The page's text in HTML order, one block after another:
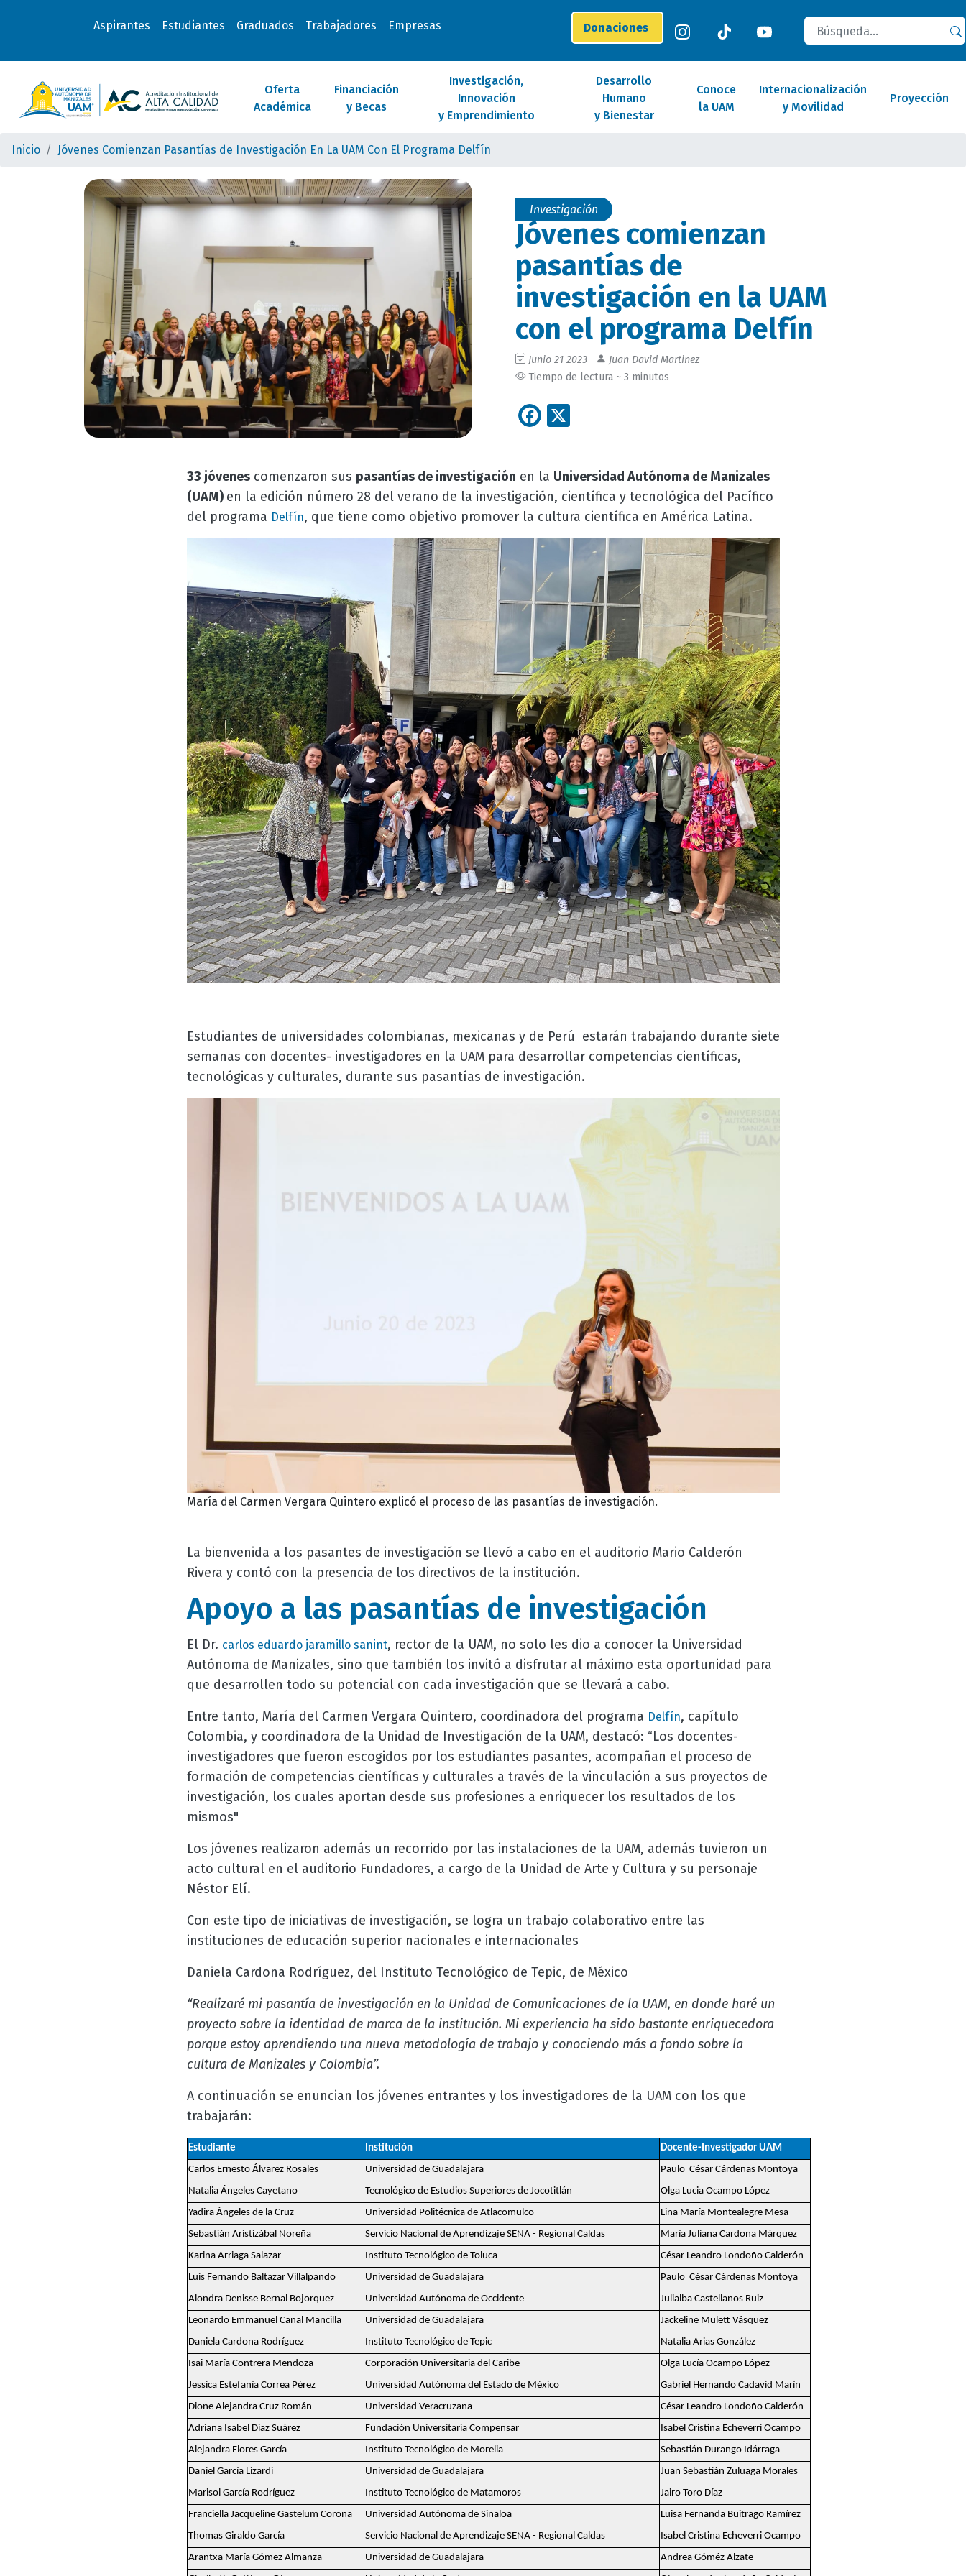
Aspirantes Estudiantes Graduados Trabajadores Empresas Donaciones
Buscar
Oferta
Académica
Financiación
y Becas
Investigación,
Innovación
y Emprendimiento
Desarrollo
Humano
y Bienestar
Conoce
la UAM
Internacionalización
y Movilidad
Proyección
Inicio Jóvenes Comienzan Pasantías de Investigación En La UAM Con El Programa Delfín
Investigación
Jóvenes comienzan
pasantías de
investigación en la UAM
con el programa Delfín
Junio 21 2023
Juan David Martinez
Tiempo de lectura ~ 3 minutos
Facebook
33 jóvenescomenzaron sus pasantías de investigación en la Universidad Autónoma de Manizales
(UAM) en la edición número 28 del verano de la investigación, científica y tecnológica del Pacífico
del programa Delfín, que tiene como objetivo promover la cultura científica en América Latina.
Estudiantes de universidades colombianas, mexicanas y de Perú estarán trabajando durante siete
semanas con docentes- investigadores en la UAM para desarrollar competencias científicas,
tecnológicas y culturales, durante sus pasantías de investigación.
María del Carmen Vergara Quintero explicó el proceso de las pasantías de investigación.
La bienvenida a los pasantes de investigación se llevó a cabo en el auditorio Mario Calderón
Rivera y contó con la presencia de los directivos de la institución.
Apoyo a las pasantías de investigación
El Dr. carlos eduardo jaramillo sanint, rector de la UAM, no solo les dio a conocer la Universidad
Autónoma de Manizales, sino que también los invitó a disfrutar al máximo esta oportunidad para
que desarrollen todo su potencial con cada investigación que se llevará a cabo.
Entre tanto, María del Carmen Vergara Quintero, coordinadora del programa Delfín, capítulo
Colombia, y coordinadora de la Unidad de Investigación de la UAM, destacó: “Los docentes-
investigadores que fueron escogidos por los estudiantes pasantes, acompañan el proceso de
formación de competencias científicas y culturales a través de la vinculación a sus proyectos de
investigación, los cuales aportan desde sus profesiones a enriquecer los resultados de los
mismos"
Los jóvenes realizaron además un recorrido por las instalaciones de la UAM, además tuvieron un
acto cultural en el auditorio Fundadores, a cargo de la Unidad de Arte y Cultura y su personaje
Néstor Elí.
Con este tipo de iniciativas de investigación, se logra un trabajo colaborativo entre las
instituciones de educación superior nacionales e internacionales
Daniela Cardona Rodríguez, del Instituto Tecnológico de Tepic, de México
“Realizaré mi pasantía de investigación en la Unidad de Comunicaciones de la UAM, en donde haré un
proyecto sobre la identidad de marca de la institución. Mi experiencia ha sido bastante enriquecedora
porque estoy aprendiendo una nueva metodología de trabajo y conociendo más a fondo sobre la
cultura de Manizales y Colombia”.
A continuación se enuncian los jóvenes entrantes y los investigadores de la UAM con los que
trabajarán:
Estudiante Institución
Docente-Investigador UAM
Carlos Ernesto Álvarez Rosales
Universidad de Guadalajara
Paulo César Cárdenas Montoya
Natalia Ángeles Cayetano
Tecnológico de Estudios Superiores de Jocotitlán
Olga Lucia Ocampo López
Yadira Ángeles de la Cruz
Universidad Politécnica de Atlacomulco
Lina María Montealegre Mesa
Sebastián Aristizábal Noreña
Servicio Nacional de Aprendizaje SENA - Regional Caldas
María Juliana Cardona Márquez
Karina Arriaga Salazar
Instituto Tecnológico de Toluca
César Leandro Londoño Calderón
Luis Fernando Baltazar Villalpando
Universidad de Guadalajara
Paulo César Cárdenas Montoya
Alondra Denisse Bernal Bojorquez
Universidad Autónoma de Occidente
Julialba Castellanos Ruiz
Leonardo Emmanuel Canal Mancilla
Universidad de Guadalajara
Jackeline Mulett Vásquez
Daniela Cardona Rodríguez
Instituto Tecnológico de Tepic
Natalia Arias González
Isai María Contrera Mendoza
Corporación Universitaria del Caribe
Olga Lucía Ocampo López
Jessica Estefanía Correa Pérez
Universidad Autónoma del Estado de México
Gabriel Hernando Cadavid Marín
Dione Alejandra Cruz Román
Universidad Veracruzana
César Leandro Londoño Calderón
Adriana Isabel Diaz Suárez
Fundación Universitaria Compensar
Isabel Cristina Echeverri Ocampo
Alejandra Flores García
Instituto Tecnológico de Morelia
Sebastián Durango Idárraga
Daniel García Lizardi
Universidad de Guadalajara
Juan Sebastián Zuluaga Morales
Marisol García Rodríguez
Instituto Tecnológico de Matamoros
Jairo Toro Díaz
Franciella Jacqueline Gastelum Corona
Universidad Autónoma de Sinaloa
Luisa Fernanda Buitrago Ramírez
Thomas Giraldo García
Servicio Nacional de Aprendizaje SENA - Regional Caldas
Isabel Cristina Echeverri Ocampo
Arantxa María Gómez Almanza
Universidad de Guadalajara
Andrea Góméz Alzate